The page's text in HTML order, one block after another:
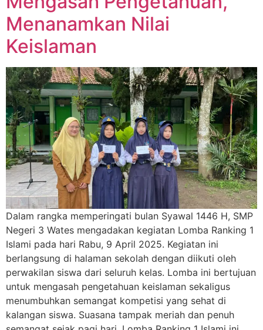
Menanamkan Nilai
Keislaman
Dalam rangka memperingati bulan Syawal 1446 H, SMP
Negeri 3 Wates mengadakan kegiatan Lomba Ranking 1
Islami pada hari Rabu, 9 April 2025. Kegiatan ini
berlangsung di halaman sekolah dengan diikuti oleh
perwakilan siswa dari seluruh kelas. Lomba ini bertujuan
untuk mengasah pengetahuan keislaman sekaligus
menumbuhkan semangat kompetisi yang sehat di
kalangan siswa. Suasana tampak meriah dan penuh